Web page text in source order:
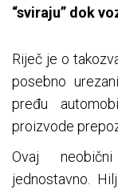
“sviraju” dok
Riječ je o
posebno
pređu
proizvode
Ovaj
jednostavno.